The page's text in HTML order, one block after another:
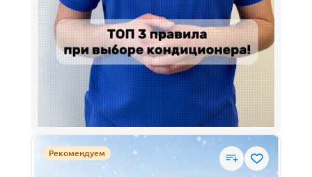
Цвет внутреннего блока
белый
графитовый
золотой
серебристый
черный
Рекомендуем